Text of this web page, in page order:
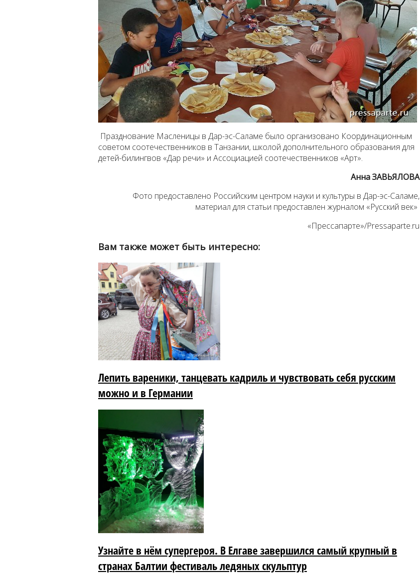
Празднование Масленицы в Дар-эс-Саламе было организовано Координационным
советом соотечественников в Танзании, школой дополнительного образования для
детей-билингвов «Дар речи» и Ассоциацией соотечественников «Арт».
Анна ЗАВЬЯЛОВА
Фото предоставлено Российским центром науки и культуры в Дар-эс-Саламе,
материал для статьи предоставлен журналом «Русский век»
«Прессапарте»/Pressaparte.ru
Вам также может быть интересно:
Лепить вареники, танцевать кадриль и чувствовать себя русским
можно и в Германии
Узнайте в нём супергероя. В Елгаве завершился самый крупный в
странах Балтии фестиваль ледяных скульптур